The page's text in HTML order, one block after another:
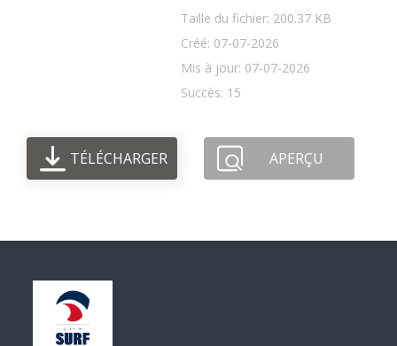
Taille du fichier: 200.37 KB
Créé: 07-07-2026
Mis à jour: 07-07-2026
Succès: 15
TÉLÉCHARGER APERÇU